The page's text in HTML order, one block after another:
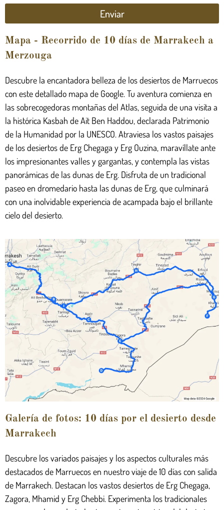
Enviar
Mapa - Recorrido de 10 días de Marrakech a
Merzouga
Descubre la encantadora belleza de los desiertos de Marruecos
con este detallado mapa de Google. Tu aventura comienza en
las sobrecogedoras montañas del Atlas, seguida de una visita a
la histórica Kasbah de Ait Ben Haddou, declarada Patrimonio
de la Humanidad por la UNESCO. Atraviesa los vastos paisajes
de los desiertos de Erg Chegaga y Erg Ouzina, maravíllate ante
los impresionantes valles y gargantas, y contempla las vistas
panorámicas de las dunas de Erg. Disfruta de un tradicional
paseo en dromedario hasta las dunas de Erg, que culminará
con una inolvidable experiencia de acampada bajo el brillante
cielo del desierto.
Galería de fotos: 10 días por el desierto desde
Marrakech
Descubre los variados paisajes y los aspectos culturales más
destacados de Marruecos en nuestro viaje de 10 días con salida
de Marrakech. Destacan los vastos desiertos de Erg Chegaga,
Zagora, Mhamid y Erg Chebbi. Experimenta los tradicionales